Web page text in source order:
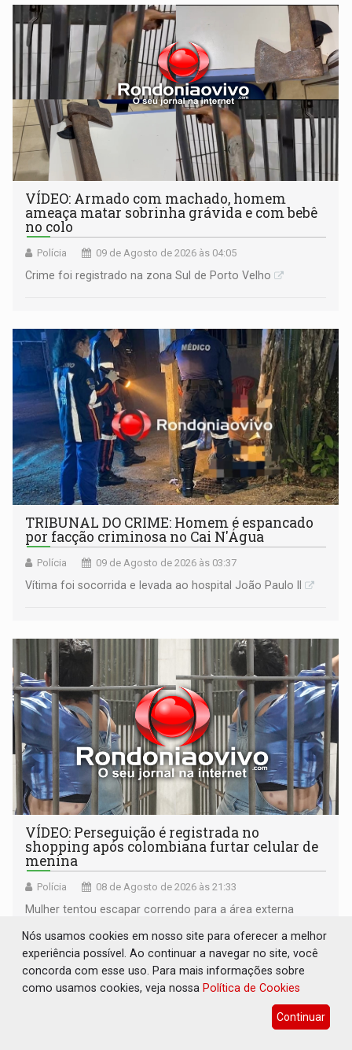
VÍDEO: Armado com machado, homem
ameaça matar sobrinha grávida e com bebê
no colo
Polícia 09 de Agosto de 2026 às 04:05
Crime foi registrado na zona Sul de Porto Velho
TRIBUNAL DO CRIME: Homem é espancado
por facção criminosa no Cai N'Água
Polícia 09 de Agosto de 2026 às 03:37
Vítima foi socorrida e levada ao hospital João Paulo II
VÍDEO: Perseguição é registrada no
shopping após colombiana furtar celular de
menina
Polícia 08 de Agosto de 2026 às 21:33
Mulher tentou escapar correndo para a área externa
Nós usamos cookies em nosso site para oferecer a melhor
experiência possível. Ao continuar a navegar no site, você
concorda com esse uso. Para mais informações sobre
como usamos cookies, veja nossa Política de Cookies
Continuar